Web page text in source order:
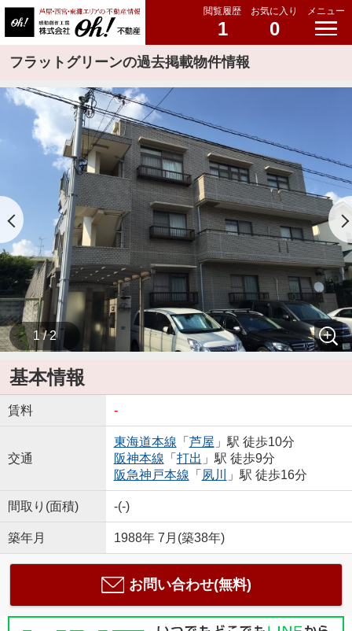
閲覧履歴
1
お気に入り
0
メニュー
フラットグリーンの過去掲載物件情報
1 / 2
基本情報
賃料 -
交通
東海道本線 「 芦屋 」駅 徒歩10分
阪神本線 「 打出 」駅 徒歩9分
阪急神戸本線 「 夙川 」駅 徒歩16分
間取り(面積) -(-)
築年月 1988年 7月(築38年)
お問い合わせ(無料)